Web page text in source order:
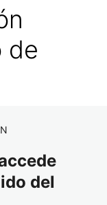
DE
DESDE MI
DE LA
de
del